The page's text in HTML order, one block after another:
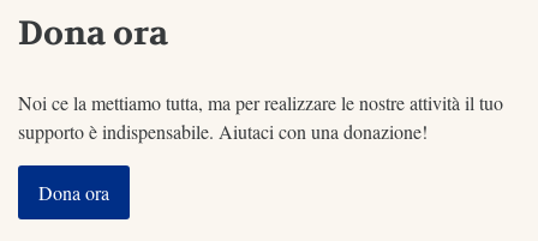
Dona ora
Noi ce la mettiamo tutta, ma per realizzare le nostre attività il tuo
supporto è indispensabile. Aiutaci con una donazione!
Dona ora